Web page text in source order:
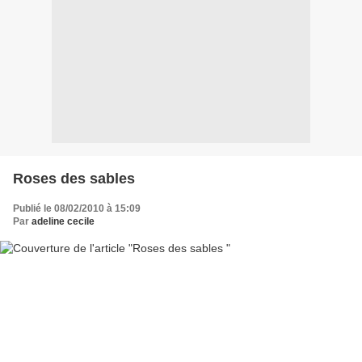
Roses des sables
Publié le 08/02/2010 à 15:09
Par adeline cecile